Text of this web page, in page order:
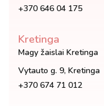
+370 646 04 175
Kretinga
Magy žaislai Kretinga
Vytauto g. 9, Kretinga
+370 674 71 012